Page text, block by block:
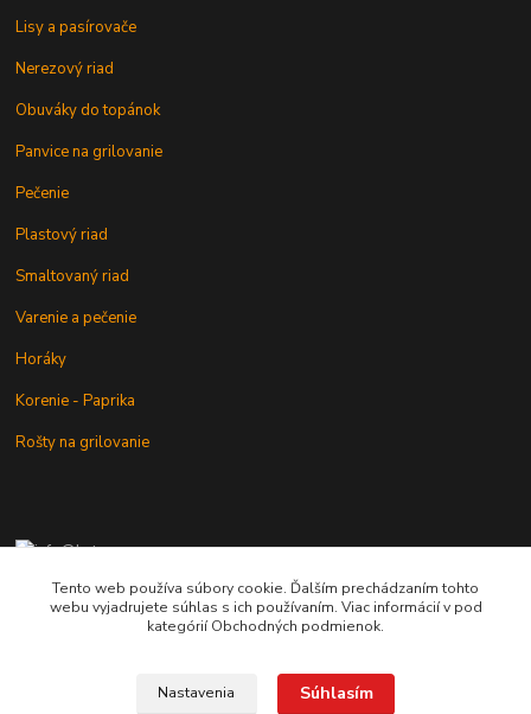
Lisy a pasírovače
Nerezový riad
Obuváky do topánok
Panvice na grilovanie
Pečenie
Plastový riad
Smaltovaný riad
Varenie a pečenie
Horáky
Korenie - Paprika
Rošty na grilovanie
+421 902 212 007
od 8:00 - do 16:00 hod
Tento web používa súbory cookie. Ďalším prechádzaním tohto
webu vyjadrujete súhlas s ich používaním. Viac informácií v pod
kategórií Obchodných podmienok.
Nastavenia Súhlasím